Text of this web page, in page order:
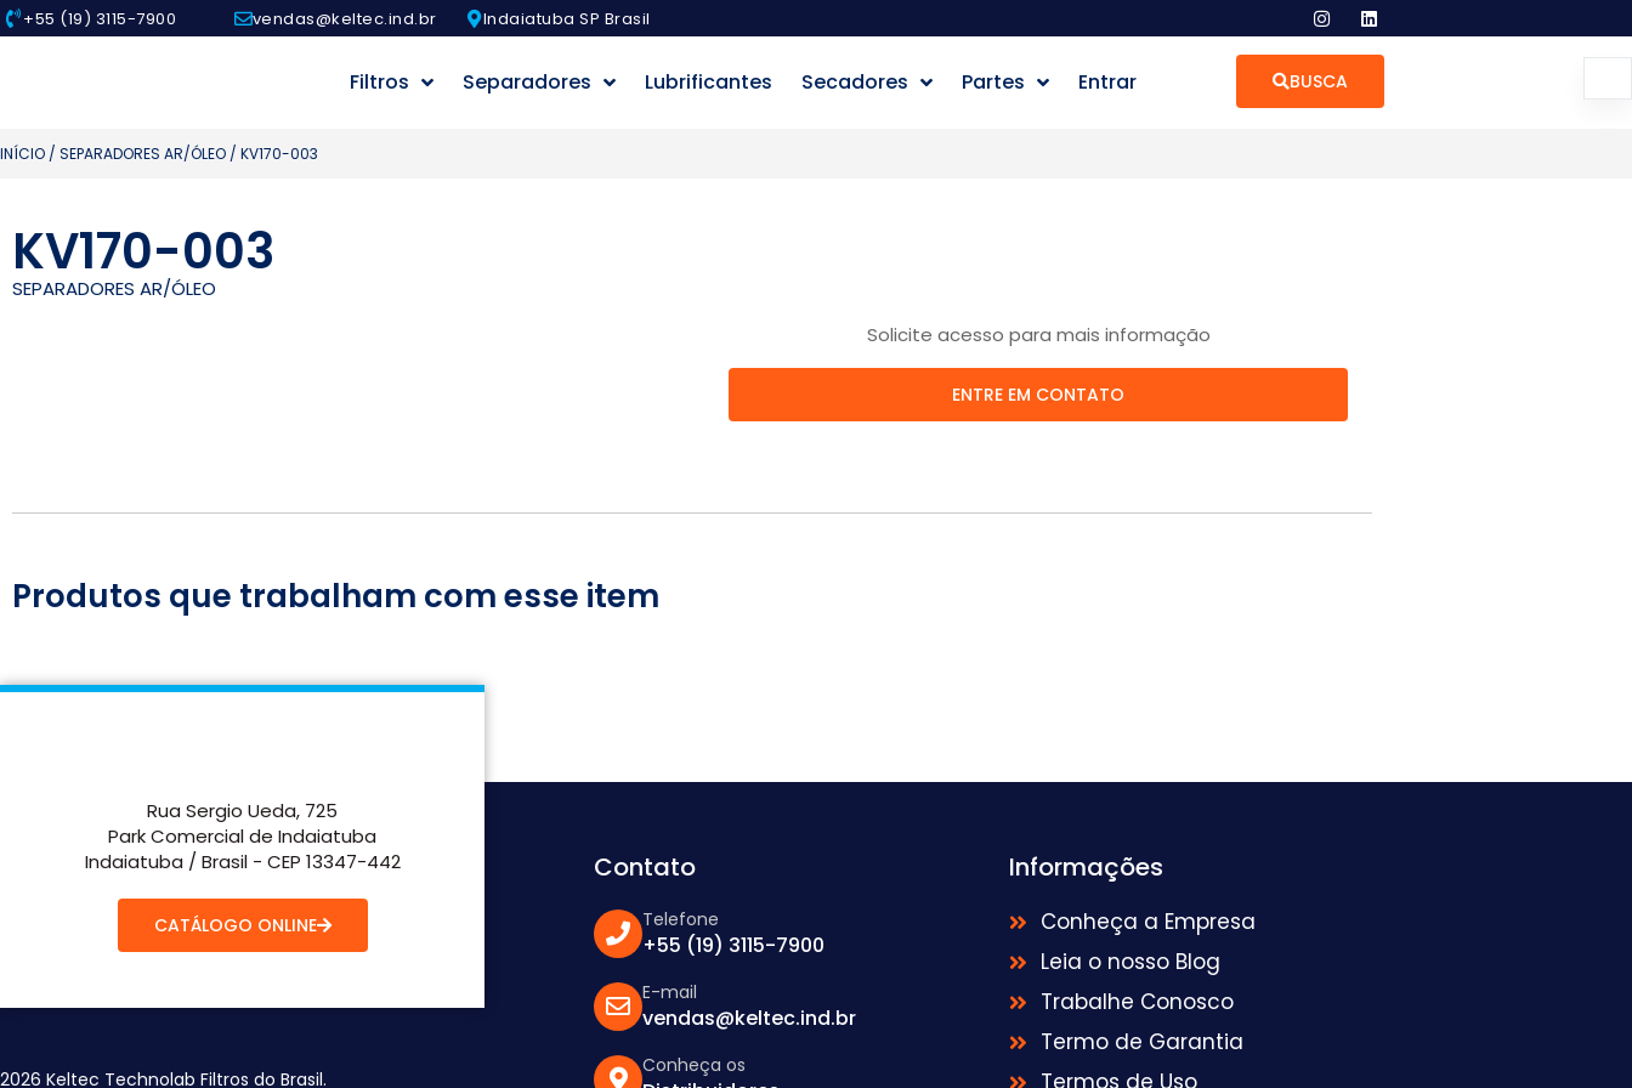
+55 (19) 3115-7900 vendas@keltec.ind.br Indaiatuba SP Brasil
Filtros Separadores Lubrificantes Secadores Partes Entrar BUSCA
INÍCIO / SEPARADORES AR/ÓLEO / KV170-003
KV170-003
SEPARADORES AR/ÓLEO
Solicite acesso para mais informação
ENTRE EM CONTATO
Produtos que trabalham com esse item
Rua Sergio Ueda, 725
Park Comercial de Indaiatuba
Indaiatuba / Brasil - CEP 13347-442
CATÁLOGO ONLINE
2026 Keltec Technolab Filtros do Brasil.
Contato
Telefone
+55 (19) 3115-7900
E-mail
vendas@keltec.ind.br
Conheça os
Informações
Conheça a Empresa
Leia o nosso Blog
Trabalhe Conosco
Termo de Garantia
Termos de Uso